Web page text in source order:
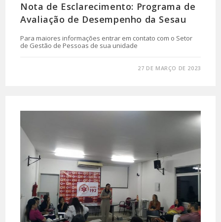
Nota de Esclarecimento: Programa de
Avaliação de Desempenho da Sesau
Para maiores informações entrar em contato com o Setor
de Gestão de Pessoas de sua unidade
27 DE MARÇO DE 2023